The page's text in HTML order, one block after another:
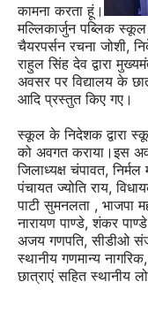
कामना करता हूं।
मल्लिकार्जुन पब्लिक
चैयरपर्सन रचना जोशी,
राहुल सिंह देव द्वारा
अवसर पर विद्यालय के
आदि प्रस्तुत किए गए।
स्कूल के निदेशक द्वारा
को अवगत कराया।इस
जिलाध्यक्ष चंपावत,
पंचायत ज्योति राय,
पाटी सुमनलता , भाजपा
नारायण पाण्डे, शंकर
अजय गणपति, सीडीओ
स्थानीय गणमान्य
छात्राएं सहित स्थानीय